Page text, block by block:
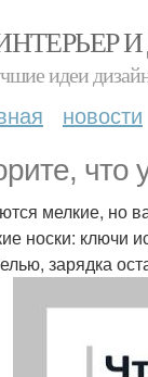
идеи
новости
что
мелкие, но
носки: ключи
зарядка